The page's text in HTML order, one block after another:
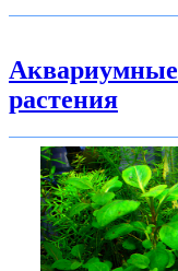
Аквариумные
растения